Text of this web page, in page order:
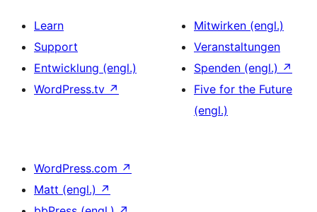
Learn
Support
Entwicklung (engl.)
WordPress.tv ↗
Mitwirken (engl.)
Veranstaltungen
Spenden (engl.) ↗
Five for the Future
(engl.)
WordPress.com ↗
Matt (engl.) ↗